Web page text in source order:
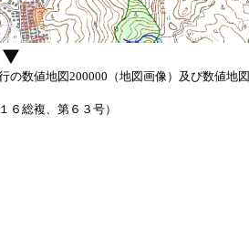
の数値地図200000（地図画像）及び数値地図
総複、第６３号）